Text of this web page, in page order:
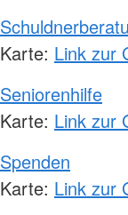
Karte: Link zur
Seniorenhilfe
Karte: Link zur
Spenden
Karte: Link zur